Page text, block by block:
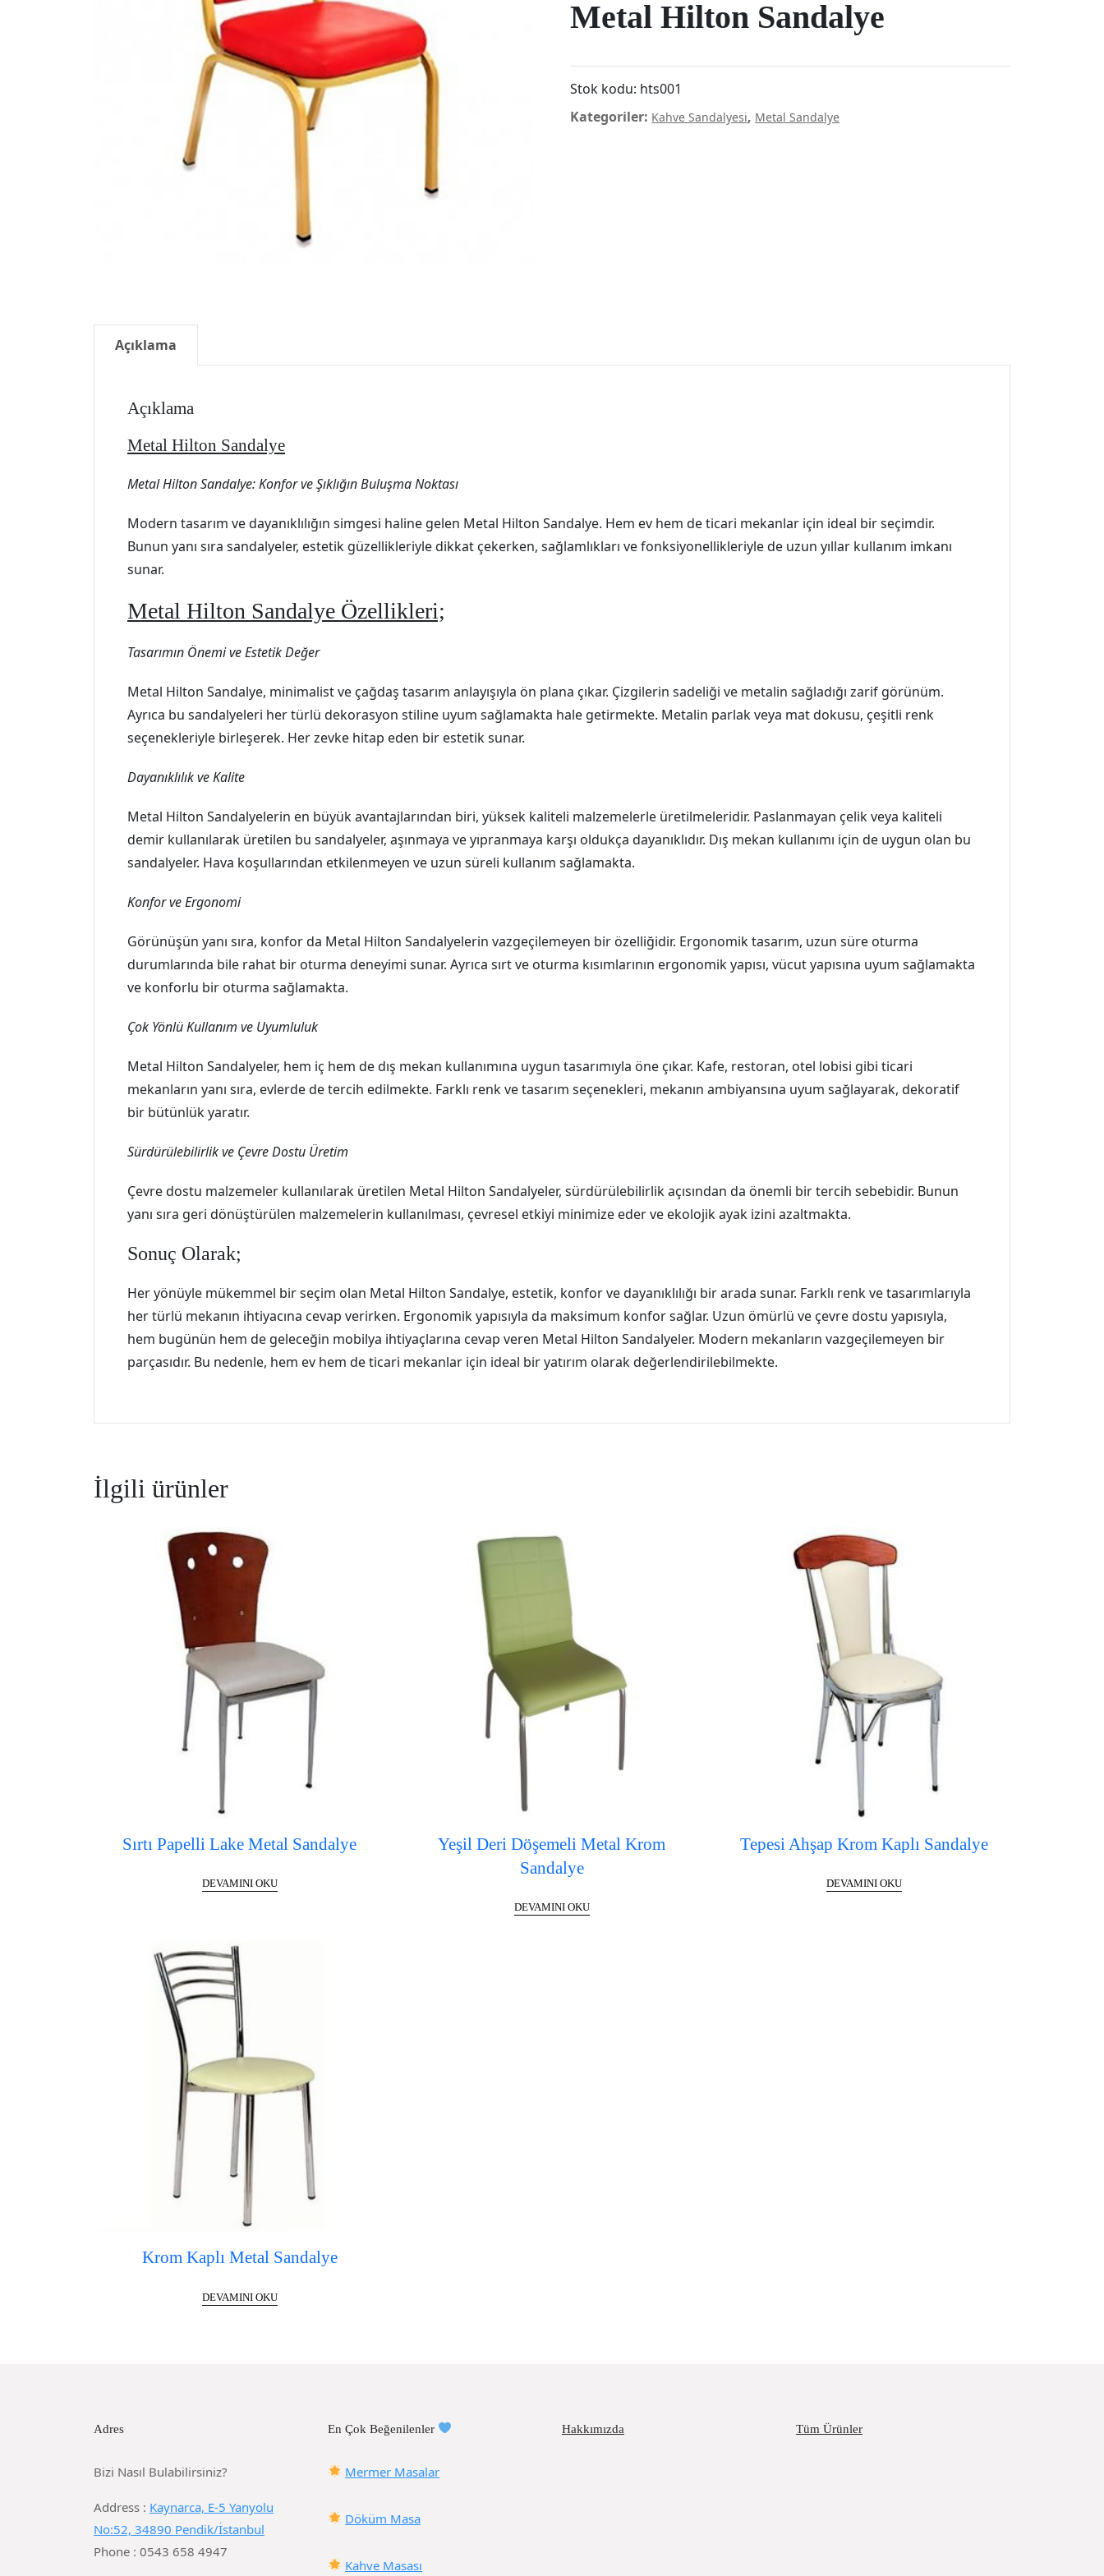
Metal Hilton Sandalye
Stok kodu: hts001
Kategoriler: Kahve Sandalyesi, Metal Sandalye
Açıklama
Açıklama
Metal Hilton Sandalye
Metal Hilton Sandalye: Konfor ve Şıklığın Buluşma Noktası
Modern tasarım ve dayanıklılığın simgesi haline gelen Metal Hilton Sandalye. Hem ev hem de ticari mekanlar için ideal bir seçimdir.
Bunun yanı sıra sandalyeler, estetik güzellikleriyle dikkat çekerken, sağlamlıkları ve fonksiyonellikleriyle de uzun yıllar kullanım imkanı
sunar.
Metal Hilton Sandalye Özellikleri;
Tasarımın Önemi ve Estetik Değer
Metal Hilton Sandalye, minimalist ve çağdaş tasarım anlayışıyla ön plana çıkar. Çizgilerin sadeliği ve metalin sağladığı zarif görünüm.
Ayrıca bu sandalyeleri her türlü dekorasyon stiline uyum sağlamakta hale getirmekte. Metalin parlak veya mat dokusu, çeşitli renk
seçenekleriyle birleşerek. Her zevke hitap eden bir estetik sunar.
Dayanıklılık ve Kalite
Metal Hilton Sandalyelerin en büyük avantajlarından biri, yüksek kaliteli malzemelerle üretilmeleridir. Paslanmayan çelik veya kaliteli
demir kullanılarak üretilen bu sandalyeler, aşınmaya ve yıpranmaya karşı oldukça dayanıklıdır. Dış mekan kullanımı için de uygun olan bu
sandalyeler. Hava koşullarından etkilenmeyen ve uzun süreli kullanım sağlamakta.
Konfor ve Ergonomi
Görünüşün yanı sıra, konfor da Metal Hilton Sandalyelerin vazgeçilemeyen bir özelliğidir. Ergonomik tasarım, uzun süre oturma
durumlarında bile rahat bir oturma deneyimi sunar. Ayrıca sırt ve oturma kısımlarının ergonomik yapısı, vücut yapısına uyum sağlamakta
ve konforlu bir oturma sağlamakta.
Çok Yönlü Kullanım ve Uyumluluk
Metal Hilton Sandalyeler, hem iç hem de dış mekan kullanımına uygun tasarımıyla öne çıkar. Kafe, restoran, otel lobisi gibi ticari
mekanların yanı sıra, evlerde de tercih edilmekte. Farklı renk ve tasarım seçenekleri, mekanın ambiyansına uyum sağlayarak, dekoratif
bir bütünlük yaratır.
Sürdürülebilirlik ve Çevre Dostu Üretim
Çevre dostu malzemeler kullanılarak üretilen Metal Hilton Sandalyeler, sürdürülebilirlik açısından da önemli bir tercih sebebidir. Bunun
yanı sıra geri dönüştürülen malzemelerin kullanılması, çevresel etkiyi minimize eder ve ekolojik ayak izini azaltmakta.
Sonuç Olarak;
Her yönüyle mükemmel bir seçim olan Metal Hilton Sandalye, estetik, konfor ve dayanıklılığı bir arada sunar. Farklı renk ve tasarımlarıyla
her türlü mekanın ihtiyacına cevap verirken. Ergonomik yapısıyla da maksimum konfor sağlar. Uzun ömürlü ve çevre dostu yapısıyla,
hem bugünün hem de geleceğin mobilya ihtiyaçlarına cevap veren Metal Hilton Sandalyeler. Modern mekanların vazgeçilemeyen bir
parçasıdır. Bu nedenle, hem ev hem de ticari mekanlar için ideal bir yatırım olarak değerlendirilebilmekte.
İlgili ürünler
Sırtı Papelli Lake Metal Sandalye
DEVAMINI OKU
Yeşil Deri Döşemeli Metal Krom
Sandalye
DEVAMINI OKU
Tepesi Ahşap Krom Kaplı Sandalye
DEVAMINI OKU
Krom Kaplı Metal Sandalye
DEVAMINI OKU
Adres
Bizi Nasıl Bulabilirsiniz?
Address : Kaynarca, E-5 Yanyolu
No:52, 34890 Pendik/İstanbul
Phone : 0543 658 4947
En Çok Beğenilenler
Mermer Masalar
Döküm Masa
Kahve Masası
Hakkımızda Tüm Ürünler